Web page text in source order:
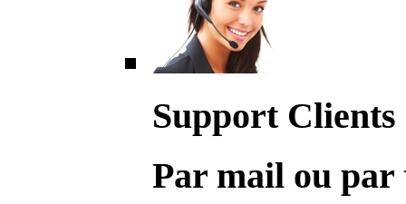
Support Clients
Par mail ou par